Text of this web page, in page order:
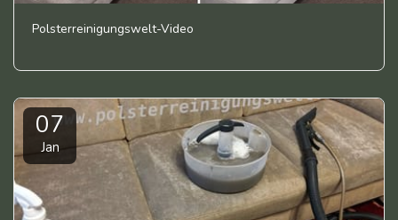
Polsterreinigungswelt-Video
07
Jan